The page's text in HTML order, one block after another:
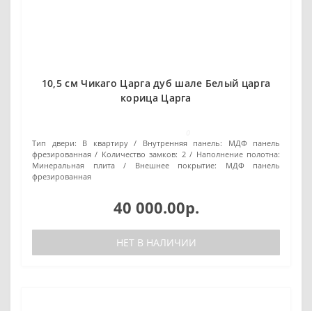
10,5 см Чикаго Царга дуб шале Белый царга
корица Царга
Тип двери:
В квартиру Внутренняя панель:
МДФ панель
фрезированная
Количество замков: 2
Наполнение полотна:
Минеральная плита
Внешнее покрытие:
МДФ панель
фрезированная
40 000.00р.
НЕТ В НАЛИЧИИ